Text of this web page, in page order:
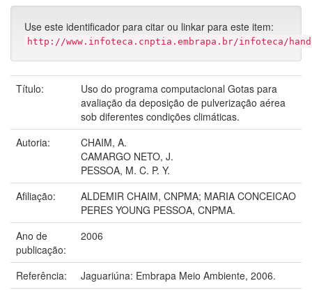
Use este identificador para citar ou linkar para este item:
http://www.infoteca.cnptia.embrapa.br/infoteca/
Título:
Uso do programa computacional Gotas para
avaliação da deposição de pulverização aérea
sob diferentes condições climáticas.
Autoria:
CHAIM, A.
CAMARGO NETO, J.
PESSOA, M. C. P. Y.
Afiliação:
ALDEMIR CHAIM, CNPMA; MARIA CONCEICAO
PERES YOUNG PESSOA, CNPMA.
Ano de
publicação:
2006
Referência:
Jaguariúna: Embrapa Meio Ambiente, 2006.